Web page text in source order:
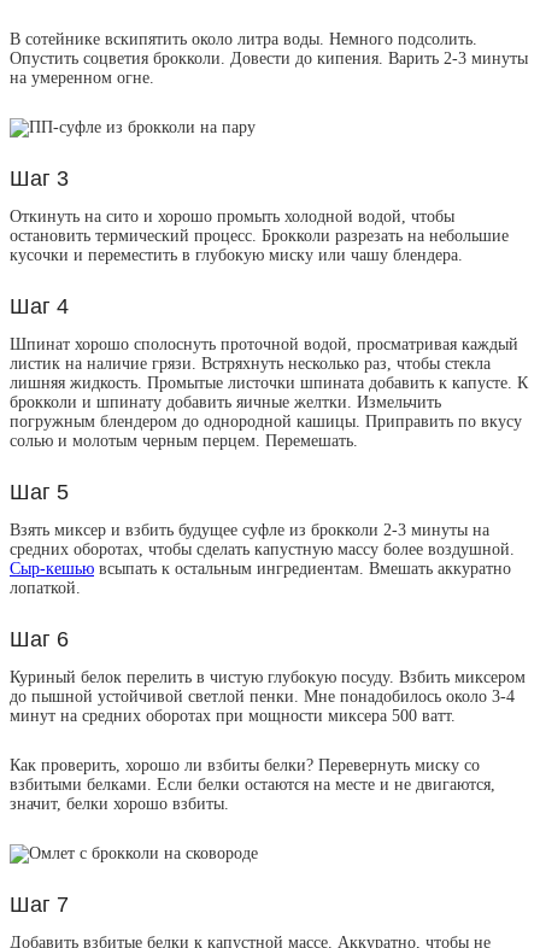
В сотейнике вскипятить около литра воды. Немного подсолить.
Опустить соцветия брокколи. Довести до кипения. Варить 2-3 минуты
на умеренном огне.
Шаг 3
Откинуть на сито и хорошо промыть холодной водой, чтобы
остановить термический процесс. Брокколи разрезать на небольшие
кусочки и переместить в глубокую миску или чашу блендера.
Шаг 4
Шпинат хорошо сполоснуть проточной водой, просматривая каждый
листик на наличие грязи. Встряхнуть несколько раз, чтобы стекла
лишняя жидкость. Промытые листочки шпината добавить к капусте. К
брокколи и шпинату добавить яичные желтки. Измельчить
погружным блендером до однородной кашицы. Приправить по вкусу
солью и молотым черным перцем. Перемешать.
Шаг 5
Взять миксер и взбить будущее суфле из брокколи 2-3 минуты на
средних оборотах, чтобы сделать капустную массу более воздушной.
Сыр-кешью всыпать к остальным ингредиентам. Вмешать аккуратно
лопаткой.
Шаг 6
Куриный белок перелить в чистую глубокую посуду. Взбить миксером
до пышной устойчивой светлой пенки. Мне понадобилось около 3-4
минут на средних оборотах при мощности миксера 500 ватт.
Как проверить, хорошо ли взбиты белки? Перевернуть миску со
взбитыми белками. Если белки остаются на месте и не двигаются,
значит, белки хорошо взбиты.
Шаг 7
Добавить взбитые белки к капустной массе. Аккуратно, чтобы не